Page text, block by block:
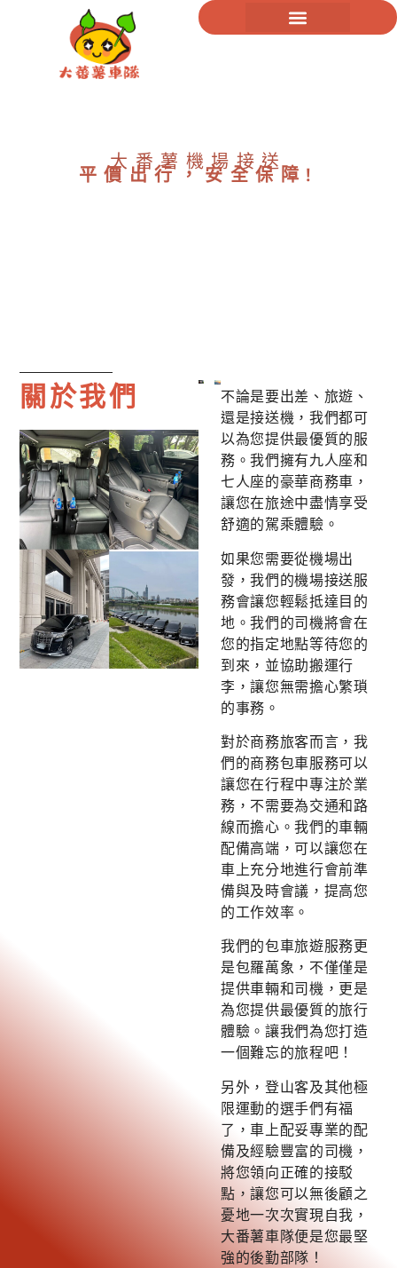
大番薯機場接送
平價出行，安全保障!
關於我們
不論是要出差、旅遊、
還是接送機，我們都可
以為您提供最優質的服
務。我們擁有九人座和
七人座的豪華商務車，
讓您在旅途中盡情享受
舒適的駕乘體驗。
如果您需要從機場出
發，我們的機場接送服
務會讓您輕鬆抵達目的
地。我們的司機將會在
您的指定地點等待您的
到來，並協助搬運行
李，讓您無需擔心繁瑣
的事務。
對於商務旅客而言，我
們的商務包車服務可以
讓您在行程中專注於業
務，不需要為交通和路
線而擔心。我們的車輛
配備高端，可以讓您在
車上充分地進行會前準
備與及時會議，提高您
的工作效率。
我們的包車旅遊服務更
是包羅萬象，不僅僅是
提供車輛和司機，更是
為您提供最優質的旅行
體驗。讓我們為您打造
一個難忘的旅程吧！
另外，登山客及其他極
限運動的選手們有福
了，車上配妥專業的配
備及經驗豐富的司機，
將您領向正確的接駁
點，讓您可以無後顧之
憂地一次次實現自我，
大番薯車隊便是您最堅
強的後勤部隊！